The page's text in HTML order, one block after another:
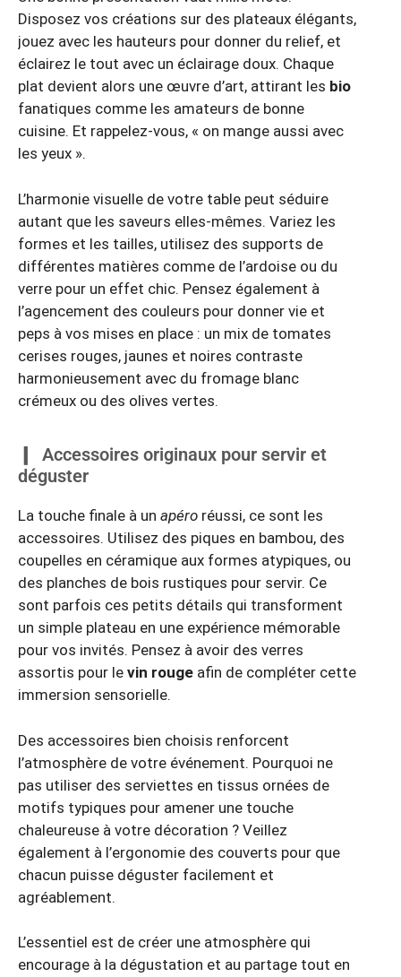
Disposez vos créations sur des plateaux élégants,
jouez avec les hauteurs pour donner du relief, et
éclairez le tout avec un éclairage doux. Chaque
plat devient alors une œuvre d’art, attirant les bio
fanatiques comme les amateurs de bonne
cuisine. Et rappelez-vous, « on mange aussi avec
les yeux ».
L’harmonie visuelle de votre table peut séduire
autant que les saveurs elles-mêmes. Variez les
formes et les tailles, utilisez des supports de
différentes matières comme de l’ardoise ou du
verre pour un effet chic. Pensez également à
l’agencement des couleurs pour donner vie et
peps à vos mises en place : un mix de tomates
cerises rouges, jaunes et noires contraste
harmonieusement avec du fromage blanc
crémeux ou des olives vertes.
Accessoires originaux pour servir et
déguster
La touche finale à un apéro réussi, ce sont les
accessoires. Utilisez des piques en bambou, des
coupelles en céramique aux formes atypiques, ou
des planches de bois rustiques pour servir. Ce
sont parfois ces petits détails qui transforment
un simple plateau en une expérience mémorable
pour vos invités. Pensez à avoir des verres
assortis pour le vin rouge afin de compléter cette
immersion sensorielle.
Des accessoires bien choisis renforcent
l’atmosphère de votre événement. Pourquoi ne
pas utiliser des serviettes en tissus ornées de
motifs typiques pour amener une touche
chaleureuse à votre décoration ? Veillez
également à l’ergonomie des couverts pour que
chacun puisse déguster facilement et
agréablement.
L’essentiel est de créer une atmosphère qui
encourage à la dégustation et au partage tout en